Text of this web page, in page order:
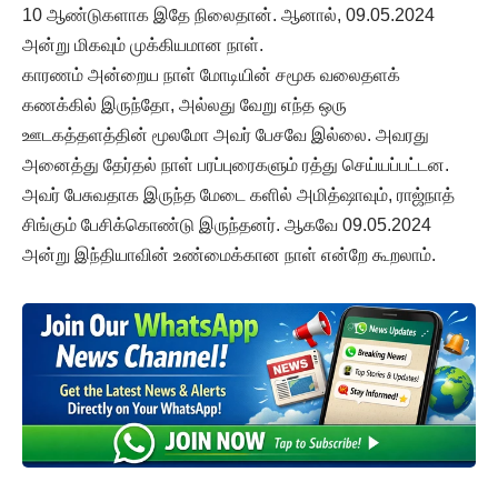
10 ஆண்டுகளாக இதே நிலைதான். ஆனால், 09.05.2024
அன்று மிகவும் முக்கியமான நாள்.
காரணம் அன்றைய நாள் மோடியின் சமூக வலைதளக்
கணக்கில் இருந்தோ, அல்லது வேறு எந்த ஒரு
ஊடகத்தளத்தின் மூலமோ அவர் பேசவே இல்லை. அவரது
அனைத்து தேர்தல் நாள் பரப்புரைகளும் ரத்து செய்யப்பட்டன.
அவர் பேசுவதாக இருந்த மேடை களில் அமித்ஷாவும், ராஜ்நாத்
சிங்கும் பேசிக்கொண்டு இருந்தனர். ஆகவே 09.05.2024
அன்று இந்தியாவின் உண்மைக்கான நாள் என்றே கூறலாம்.